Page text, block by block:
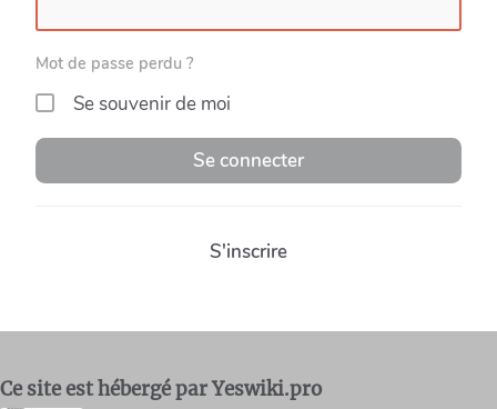
Mot de passe perdu ?
Se souvenir de moi
Se connecter
S'inscrire
Ce site est hébergé par Yeswiki.pro